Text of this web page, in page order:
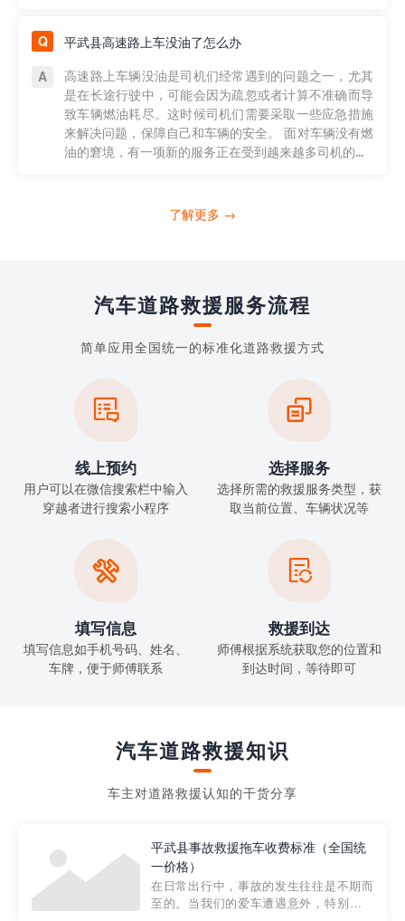
平武县高速路上车没油了怎么办
高速路上车辆没油是司机们经常遇到的问题之一，尤其
是在长途行驶中，可能会因为疏忽或者计算不准确而导
致车辆燃油耗尽。这时候司机们需要采取一些应急措施
来解决问题，保障自己和车辆的安全。 面对车辆没有燃
油的窘境，有一项新的服务正在受到越来越多司机的...
了解更多 →
汽车道路救援服务流程
简单应用全国统一的标准化道路救援方式

线上预约
用户可以在微信搜索栏中输入
穿越者进行搜索小程序

选择服务
选择所需的救援服务类型，获
取当前位置、车辆状况等

填写信息
填写信息如手机号码、姓名、
车牌，便于师傅联系

救援到达
师傅根据系统获取您的位置和
到达时间，等待即可
汽车道路救援知识
车主对道路救援认知的干货分享
平武县事故救援拖车收费标准（全国统
一价格）
在日常出行中，事故的发生往往是不期而
至的。当我们的爱车遭遇意外，特别是在